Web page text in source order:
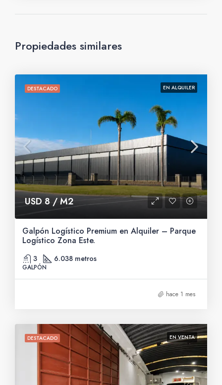
Propiedades similares
DESTACADO EN ALQUILER
USD 8 / M2
Galpón Logístico Premium en Alquiler – Parque
Logístico Zona Este.
3 6.038 metros
GALPÓN
hace 1 mes
DESTACADO EN VENTA